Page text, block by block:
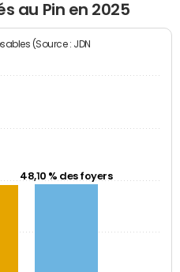
au Pin en 2025
(Source : JDN
48,10 % des foyers